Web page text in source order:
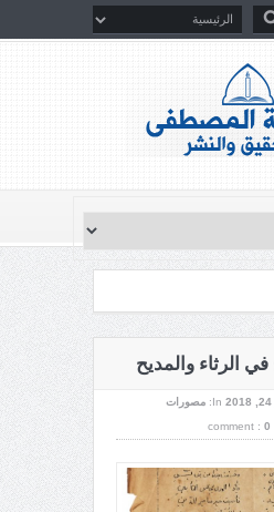
الرثاء والمديح
In:
مصورات
comment : 0